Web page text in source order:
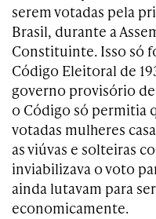
serem votadas pela
Brasil, durante a
Constituinte. Isso só
Código Eleitoral de
governo provisório
o Código só permitia
votadas mulheres
as viúvas e solteiras
inviabilizava o voto
ainda lutavam para
economicamente.